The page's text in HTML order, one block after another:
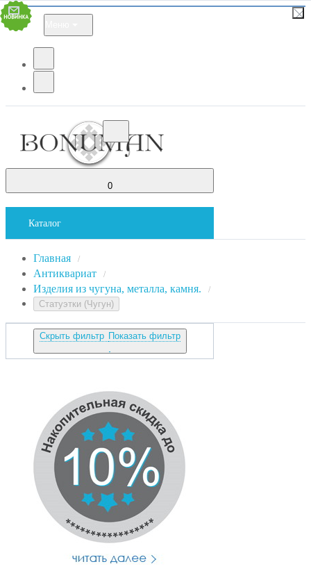
0
Каталог
Главная /
Антиквариат /
Изделия из чугуна, металла, камня. /
Статуэтки (Чугун)
Скрыть фильтр Показать фильтр